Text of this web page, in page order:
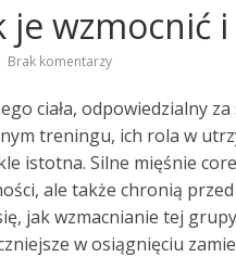
wzmocnić
Brak komentarzy
ciała, odpowiedzialny
treningu, ich rola w
istotna. Silne mięśnie
ale także chronią
jak wzmacnianie tej
w osiągnięciu